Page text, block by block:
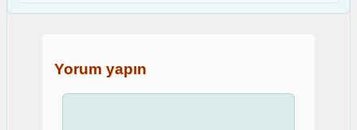
Yorum yapın
Yorum